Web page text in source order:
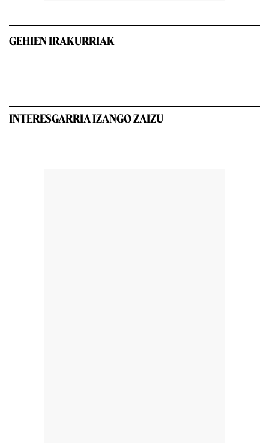
GEHIEN IRAKURRIAK
INTERESGARRIA IZANGO ZAIZU